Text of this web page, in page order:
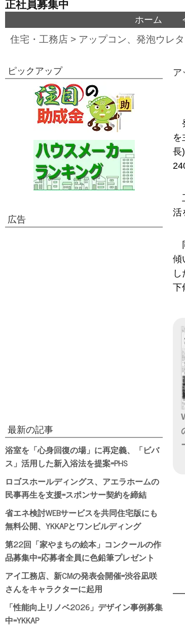
正社員募集中
ホーム
住宅・工務店 > アップコン、発泡ウレ
ア
を
長
活
傾
下
ピックアップ
広告
最新の記事
浴室を「心身回復の場」に再定義、「ビバ
ス」活用した新入浴法を提案=PHS
ロゴスホールディングス、アエラホームの
民事再生を支援=スポンサー契約を締結
省エネ検討WEBサービスを共同住宅版にも
無料公開、YKKAPとワンビルディング
第22回「家やまちの絵本」コンクールの作
品募集中=応募者全員に色鉛筆プレゼント
アイ工務店、新CMの発表会開催=渋谷凪咲
さんをキャラクターに起用
「性能向上リノベ2026」デザイン事例募集
中=YKKAP